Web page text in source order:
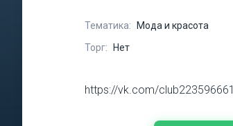
Тематика:
Мода и красота
Торг:
Нет
https://vk.com/club223596661